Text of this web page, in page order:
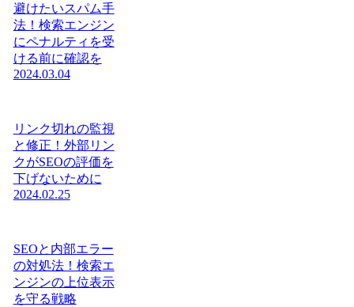
避けたいスパム手
法！検索エンジン
にペナルティを受
ける前に確認を
2024.03.04
リンク切れの監視
と修正！外部リン
クがSEOの評価を
下げないために
2024.02.25
SEOと内部エラー
の対処法！検索エ
ンジンの上位表示
を守る戦略